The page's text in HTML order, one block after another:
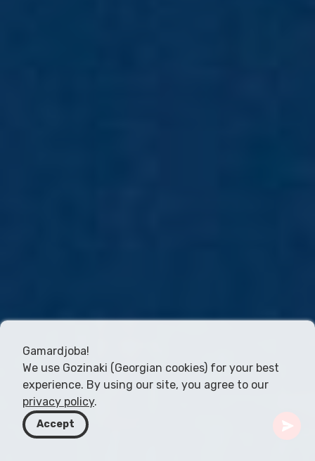
Gamardjoba!
We use Gozinaki (Georgian cookies) for your best
experience. By using our site, you agree to our
privacy policy.
Accept